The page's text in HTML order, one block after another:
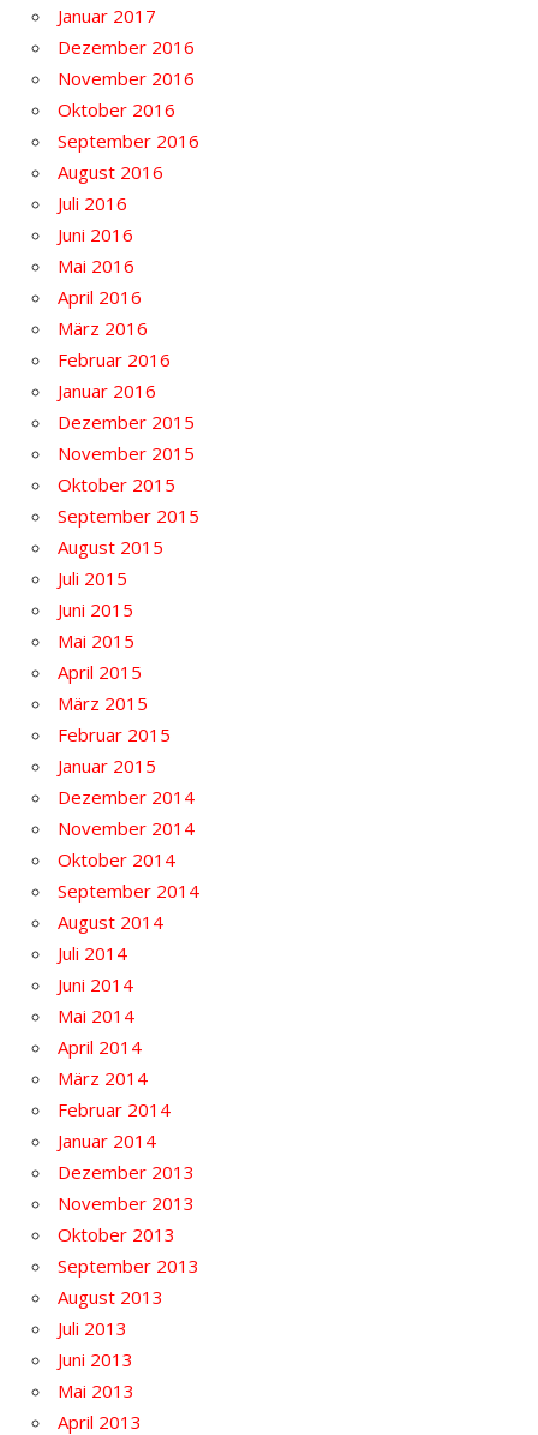
Januar 2017
Dezember 2016
November 2016
Oktober 2016
September 2016
August 2016
Juli 2016
Juni 2016
Mai 2016
April 2016
März 2016
Februar 2016
Januar 2016
Dezember 2015
November 2015
Oktober 2015
September 2015
August 2015
Juli 2015
Juni 2015
Mai 2015
April 2015
März 2015
Februar 2015
Januar 2015
Dezember 2014
November 2014
Oktober 2014
September 2014
August 2014
Juli 2014
Juni 2014
Mai 2014
April 2014
März 2014
Februar 2014
Januar 2014
Dezember 2013
November 2013
Oktober 2013
September 2013
August 2013
Juli 2013
Juni 2013
Mai 2013
April 2013